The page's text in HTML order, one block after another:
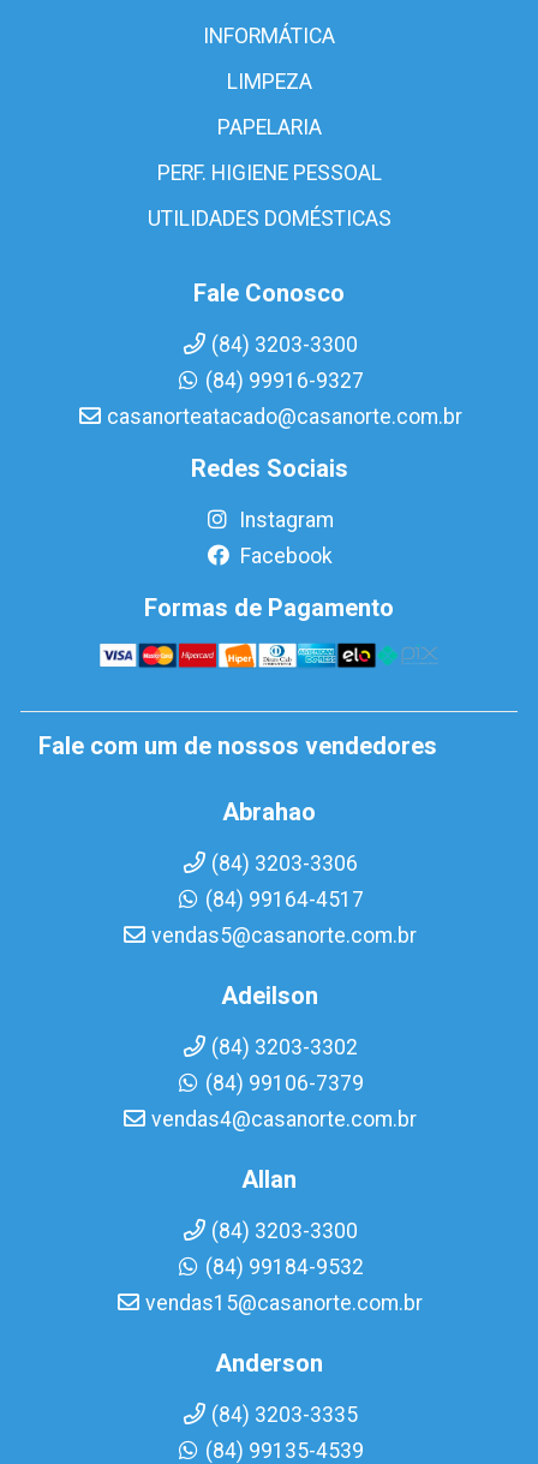
INFORMÁTICA
LIMPEZA
PAPELARIA
PERF. HIGIENE PESSOAL
UTILIDADES DOMÉSTICAS
Fale Conosco
(84) 3203-3300
(84) 99916-9327
casanorteatacado@casanorte.com.br
Redes Sociais
Instagram
Facebook
Formas de Pagamento
Fale com um de nossos vendedores
Abrahao
(84) 3203-3306
(84) 99164-4517
vendas5@casanorte.com.br
Adeilson
(84) 3203-3302
(84) 99106-7379
vendas4@casanorte.com.br
Allan
(84) 3203-3300
(84) 99184-9532
vendas15@casanorte.com.br
Anderson
(84) 3203-3335
(84) 99135-4539